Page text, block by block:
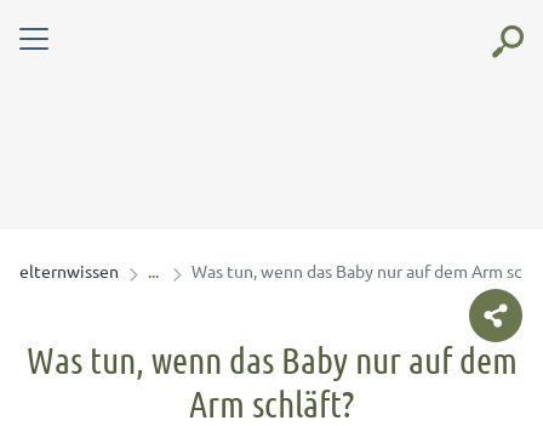
elternwissen Was tun, wenn das Baby nur auf dem Arm
Was tun, wenn das Baby nur auf dem
Arm schläft?